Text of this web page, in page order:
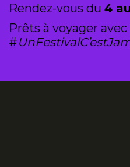
Rendez-vous du 4
Prêts à voyager avec
#